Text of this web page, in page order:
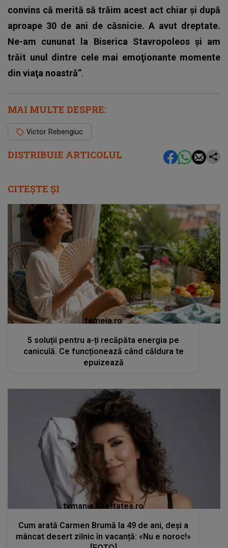
DISTRIBUIE ARTICOLUL
convins că merită să trăim acest act chiar şi după
aproape 30 de ani de căsnicie. A avut dreptate.
Ne-am cununat la Biserica Stavropoleos şi am
trăit unul dintre cele mai emoţionante momente
din viaţa noastră”.
MAI MULTE DESPRE:
Victor Rebengiuc
CITEȘTE ȘI
femeia.ro
5 soluții pentru a-ți recăpăta energia pe
caniculă. Ce funcționează când căldura te
epuizează
tvmania.libertatea.ro
Cum arată Carmen Brumă la 49 de ani, deși a
mâncat desert zilnic în vacanță: «Nu e noroc!»